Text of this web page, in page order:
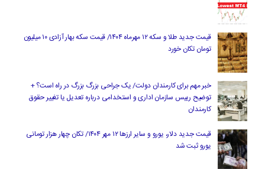
قیمت جدید طلا و سکه ۱۲ مهرماه ۱۴۰۴/ قیمت سکه بهار آزادی ۱۰ میلیون
تومان تکان خورد
خبر مهم برای کارمندان دولت/ یک جراحی بزرگ بزرگ در راه است؟ +
توضیح رییس سازمان اداری و استخدامی درباره تعدیل یا تغییر حقوق
کارمندان
قیمت جدید دلار، یورو و سایر ارزها ۱۲ مهر ۱۴۰۴/ تکان چهار هزار تومانی
یورو ثبت شد